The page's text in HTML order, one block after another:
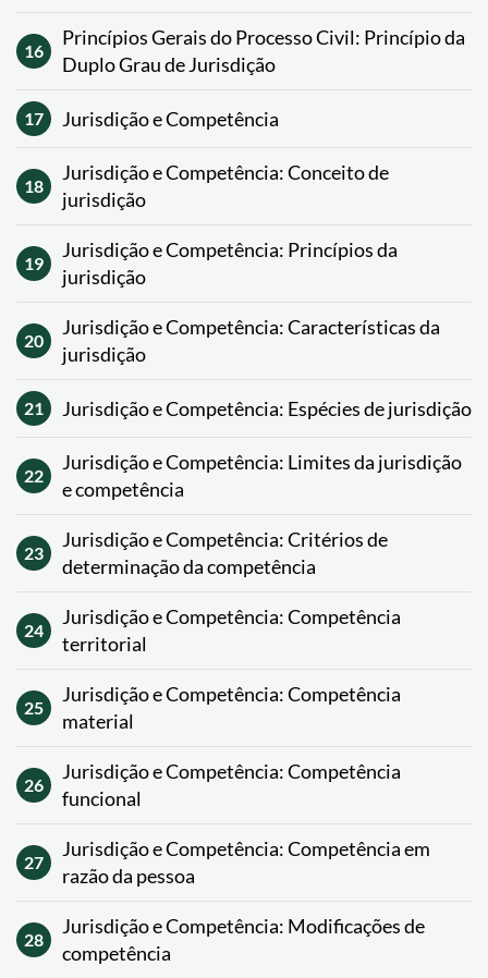
16
Princípios Gerais do Processo Civil: Princípio da
Duplo Grau de Jurisdição
17 Jurisdição e Competência
18
Jurisdição e Competência: Conceito de
jurisdição
19
Jurisdição e Competência: Princípios da
jurisdição
20
Jurisdição e Competência: Características da
jurisdição
21 Jurisdição e Competência: Espécies de jurisdição
22
Jurisdição e Competência: Limites da jurisdição
e competência
23
Jurisdição e Competência: Critérios de
determinação da competência
24
Jurisdição e Competência: Competência
territorial
25
Jurisdição e Competência: Competência
material
26
Jurisdição e Competência: Competência
funcional
27
Jurisdição e Competência: Competência em
razão da pessoa
28
Jurisdição e Competência: Modificações de
competência